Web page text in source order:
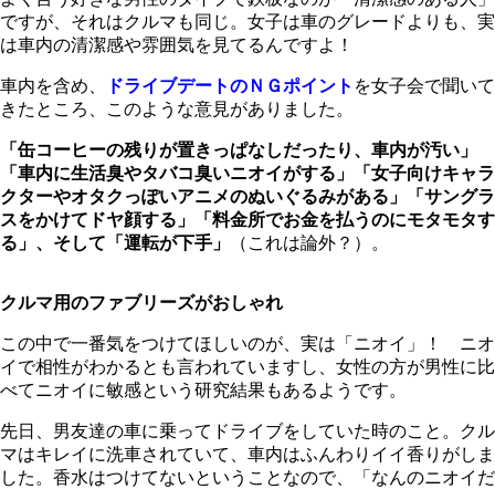
ですが、それはクルマも同じ。女子は車のグレードよりも、実
は車内の清潔感や雰囲気を見てるんですよ！
車内を含め、 ドライブデートのＮＧポイント を女子会で聞いて
きたところ、このような意見がありました。
「缶コーヒーの残りが置きっぱなしだったり、車内が汚い」
「車内に生活臭やタバコ臭いニオイがする」
「女子向けキャラ
クターやオタクっぽいアニメのぬいぐるみがある」「サングラ
スをかけてドヤ顔する」「料金所でお金を払うのにモタモタす
る」、そして「運転が下手」
（これは論外？）。
クルマ用のファブリーズがおしゃれ
この中で一番気をつけてほしいのが、実は「ニオイ」！ ニオ
イで相性がわかるとも言われていますし、女性の方が男性に比
べてニオイに敏感という研究結果もあるようです。
先日、男友達の車に乗ってドライブをしていた時のこと。クル
マはキレイに洗車されていて、車内はふんわりイイ香りがしま
した。香水はつけてないということなので、「なんのニオイだ